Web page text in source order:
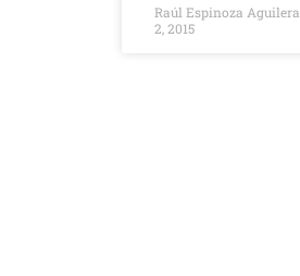
Raúl Espinoza Aguilera
2, 2015